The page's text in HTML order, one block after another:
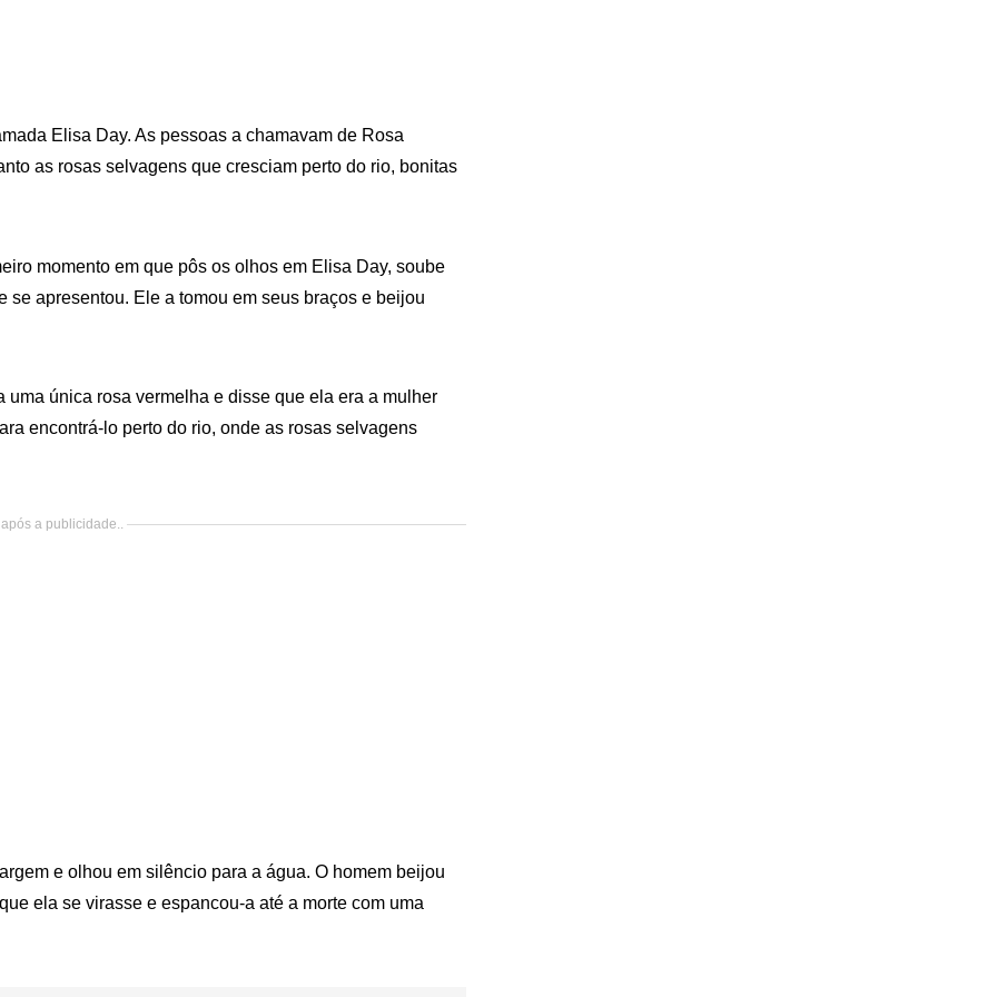
Elisa Day. As pessoas a chamavam de Rosa
as rosas selvagens que cresciam perto do rio, bonitas
momento em que pôs os olhos em Elisa Day, soube
apresentou. Ele a tomou em seus braços e beijou
única rosa vermelha e disse que ela era a mulher
encontrá-lo perto do rio, onde as rosas selvagens
a publicidade..
e olhou em silêncio para a água. O homem beijou
ela se virasse e espancou-a até a morte com uma